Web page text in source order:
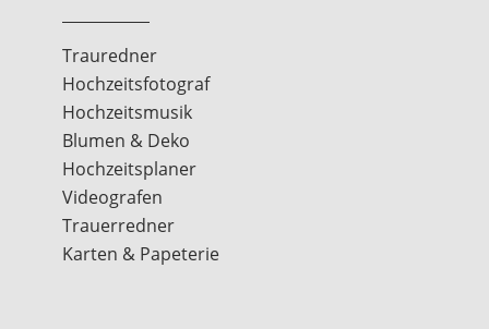
Trauredner
Hochzeitsfotograf
Hochzeitsmusik
Blumen & Deko
Hochzeitsplaner
Videografen
Trauerredner
Karten & Papeterie